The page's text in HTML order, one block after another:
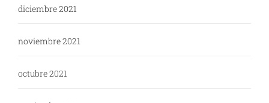
diciembre 2021
noviembre 2021
octubre 2021